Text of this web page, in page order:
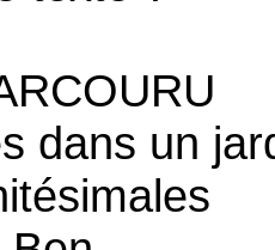
dans un